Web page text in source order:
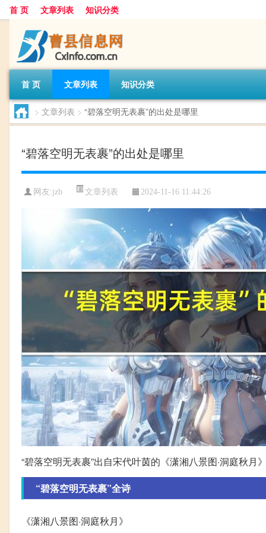
首 页 文章列表 知识分类
首 页 文章列表 知识分类
> 文章列表 > “碧落空明无表裹”的出处是哪里
“碧落空明无表裹”的出处是哪里
网友:jzb 文章列表 2024-11-16 11:44:26
“碧落空明无表裹”出自宋代叶茵的《潇湘八景图·洞庭秋月
“碧落空明无表裹”全诗
《潇湘八景图·洞庭秋月》